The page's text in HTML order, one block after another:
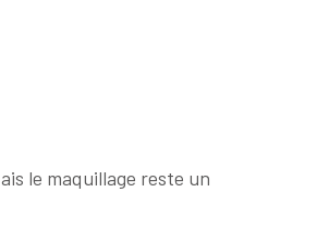
ais le maquillage reste un